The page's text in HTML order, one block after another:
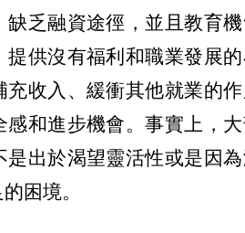
乏融資途徑，並且教育
提供沒有福利和職業發展
充收入、緩衝其他就業的
和進步機會。事實上，
是出於渴望靈活性或是因
困境。